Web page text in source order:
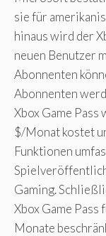
sie für
hinaus wird der
neuen Benutzer
Abonnenten
Abonnenten
Xbox Game
$/Monat kostet
Funktionen
Gaming.
Xbox Game
Monate